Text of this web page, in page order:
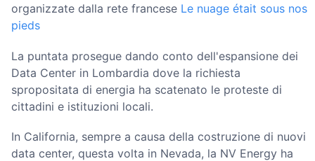
organizzate dalla rete francese Le nuage était sous nos
pieds
La puntata prosegue dando conto dell'espansione dei
Data Center in Lombardia dove la richiesta
spropositata di energia ha scatenato le proteste di
cittadini e istituzioni locali.
In California, sempre a causa della costruzione di nuovi
data center, questa volta in Nevada, la NV Energy ha